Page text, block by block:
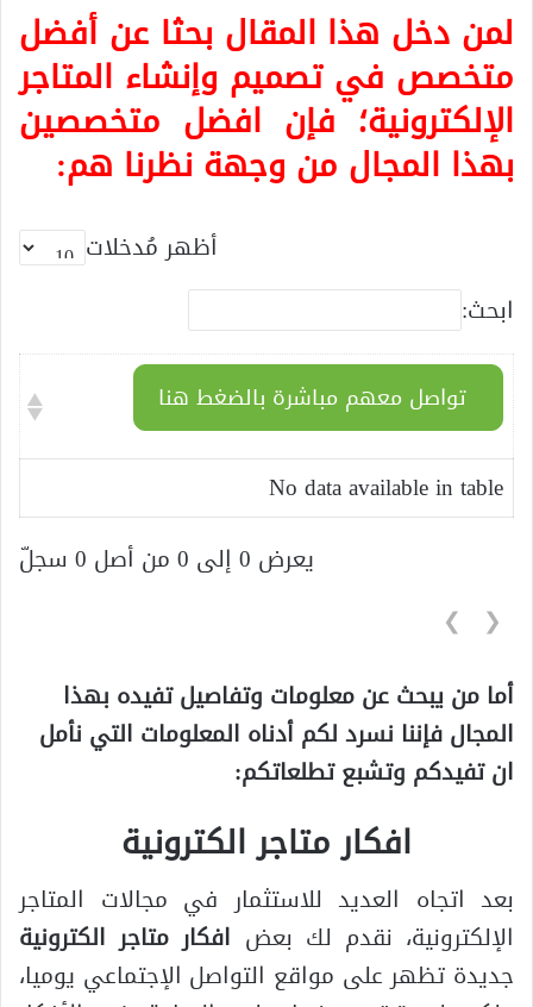
لمن دخل هذا المقال بحثا عن أفضل
متخصص في تصميم وإنشاء المتاجر
الإلكترونية؛ فإن افضل متخصصين
بهذا المجال من وجهة نظرنا هم:
أظهر مُدخلات
ابحث:
تواصل معهم مباشرة بالضغط هنا
No data available in table
يعرض 0 إلى 0 من أصل 0 سجلّ
❮
❯
أما من يبحث عن معلومات وتفاصيل تفيده بهذا
المجال فإننا نسرد لكم أدناه المعلومات التي نأمل
ان تفيدكم وتشبع تطلعاتكم:
افكار متاجر الكترونية
بعد اتجاه العديد للاستثمار في مجالات المتاجر
الإلكترونية، نقدم لك بعض افكار متاجر الكترونية
جديدة تظهر على مواقع التواصل الإجتماعي يوميا،